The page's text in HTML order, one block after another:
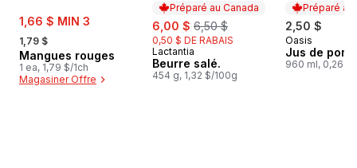
sale:
1,66 $ MIN 3
, formerly:
1,79 $
Mangues rouges
1 ea, 1,79 $/1ch
Magasiner Offre
Préparé au Canada
sale:
6,00 $ , formerly:
6,50 $
0,50 $ DE RABAIS
Préparé au Canada
Lactantia
Beurre salé.
454 g, 1,32 $/100g
Préparé au
2,50 $
Préparé au
Oasis
Jus de
960 ml, 0,26